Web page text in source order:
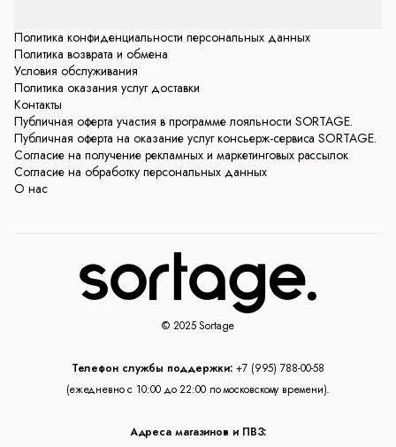
Политика конфиденциальности персональных данных
Политика возврата и обмена
Условия обслуживания
Политика оказания услуг доставки
Контакты
Публичная оферта участия в программе лояльности SORTAGE.
Публичная оферта на оказание услуг консьерж-сервиса SORTAGE.
Согласие на получение рекламных и маркетинговых рассылок
Согласие на обработку персональных данных
О нас
© 2025 Sortage
Телефон службы поддержки: +7 (995) 788-00-58
(ежедневно с 10:00 до 22:00 по московскому времени).
Адреса магазинов и ПВЗ: